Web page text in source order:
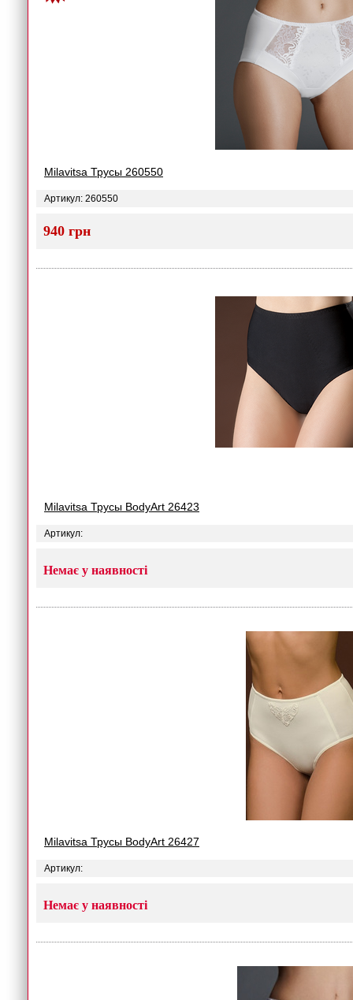
Milavitsa Трусы 260550
Артикул: 260550
940 грн
Milavitsa Трусы BodyArt 26423
Артикул:
Немає у наявності
Milavitsa Трусы BodyArt 26427
Артикул:
Немає у наявності